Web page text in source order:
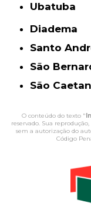
Ubatuba
Diadema
Santo
São
São
O conteúdo do texto "
reservado. Sua
sem a autorização do
Código